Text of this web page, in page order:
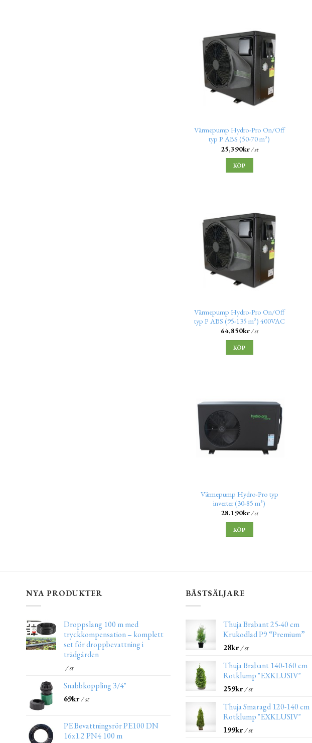
Värmepump Hydro-Pro On/Off
typ P ABS (50-70 m³)
25,390kr/ st
KÖP
Värmepump Hydro-Pro On/Off
typ P ABS (95-135 m³) 400VAC
64,850kr/ st
KÖP
Värmepump Hydro-Pro typ
inverter (30-85 m³)
28,190kr/ st
KÖP
NYA PRODUKTER
Droppslang 100 m med
tryckkompensation – komplett
set för droppbevattning i
trädgården
/ st
Snabbkoppling 3/4"
69kr/ st
PE Bevattningsrör PE100 DN
16x1.2 PN4 100 m
BÄSTSÄLJARE
Thuja Brabant 25-40 cm
Krukodlad P9 “Premium”
28kr/ st
Thuja Brabant 140-160 cm
Rotklump "EXKLUSIV"
259kr/ st
Thuja Smaragd 120-140 cm
Rotklump "EXKLUSIV"
199kr/ st